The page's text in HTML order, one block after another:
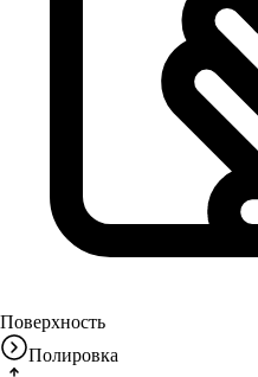
Поверхность
Полировка